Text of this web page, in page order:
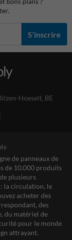
S'inscrire
Hoeselt, BE
de panneaux de
de 10.000 produits
plusieurs
la circulation, le
acheter des
des
du matériel de
pour le monde
attrayant.